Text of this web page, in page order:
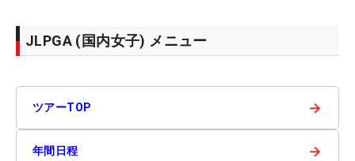
JLPGA (国内女子) メニュー
ツアーTOP →
年間日程 →